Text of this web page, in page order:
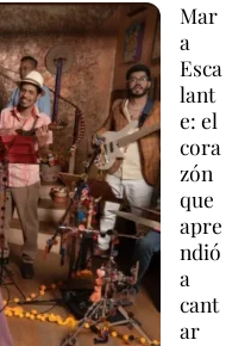
Mar
a
Esca
lant
e: el
cora
zón
que
apre
ndió
a
cant
ar